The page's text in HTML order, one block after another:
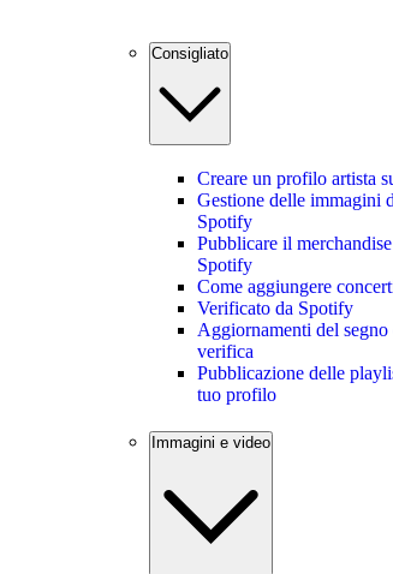
Consigliato
Creare un profilo artista
Gestione delle immagini
Spotify
Pubblicare il
Spotify
Come aggiungere
Verificato da Spotify
Aggiornamenti del segno
verifica
Pubblicazione delle
tuo profilo
Immagini e video